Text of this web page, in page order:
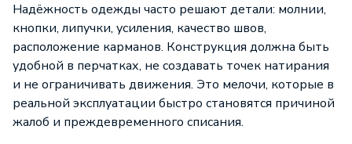
Надёжность одежды часто решают детали: молнии,
кнопки, липучки, усиления, качество швов,
расположение карманов. Конструкция должна быть
удобной в перчатках, не создавать точек натирания
и не ограничивать движения. Это мелочи, которые в
реальной эксплуатации быстро становятся причиной
жалоб и преждевременного списания.